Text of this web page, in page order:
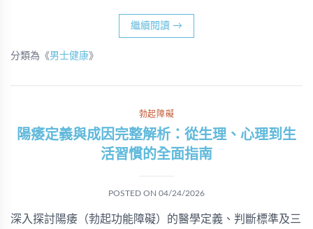
繼續閱讀 →
分類為《男士健康》
勃起障礙
陽痿定義與成因完整解析：從生理、心理到生
活習慣的全面指南
POSTED ON 04/24/2026
深入探討陽痿（勃起功能障礙）的醫學定義、判斷標準及三